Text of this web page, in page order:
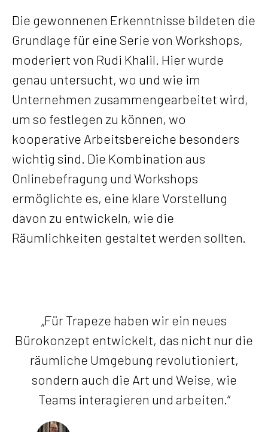
Die gewonnenen Erkenntnisse bildeten die
Grundlage für eine Serie von Workshops,
moderiert von Rudi Khalil. Hier wurde
genau untersucht, wo und wie im
Unternehmen zusammengearbeitet wird,
um so festlegen zu können, wo
kooperative Arbeitsbereiche besonders
wichtig sind. Die Kombination aus
Onlinebefragung und Workshops
ermöglichte es, eine klare Vorstellung
davon zu entwickeln, wie die
Räumlichkeiten gestaltet werden sollten.
„Für Trapeze haben wir ein neues
Bürokonzept entwickelt, das nicht nur die
räumliche Umgebung revolutioniert,
sondern auch die Art und Weise, wie
Teams interagieren und arbeiten.“